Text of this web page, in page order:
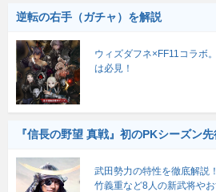
逆転の右手（ガチャ）を解説
ウィズダフネ×FF11コラボ
は必見！
『信長の野望 真戦』初のPKシーズン
武田勢力の特性を徹底解
竹義重など8人の新武将や